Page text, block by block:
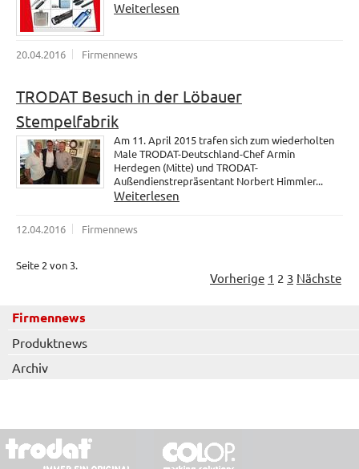
Weiterlesen
20.04.2016 Firmennews
TRODAT Besuch in der Löbauer
Stempelfabrik
Am 11. April 2015 trafen sich zum wiederholten
Male TRODAT-Deutschland-Chef Armin
Herdegen (Mitte) und TRODAT-
Außendienstrepräsentant Norbert Himmler...
Weiterlesen
12.04.2016 Firmennews
Seite 2 von 3.
Vorherige 1 2 3 Nächste
Firmennews
Produktnews
Archiv